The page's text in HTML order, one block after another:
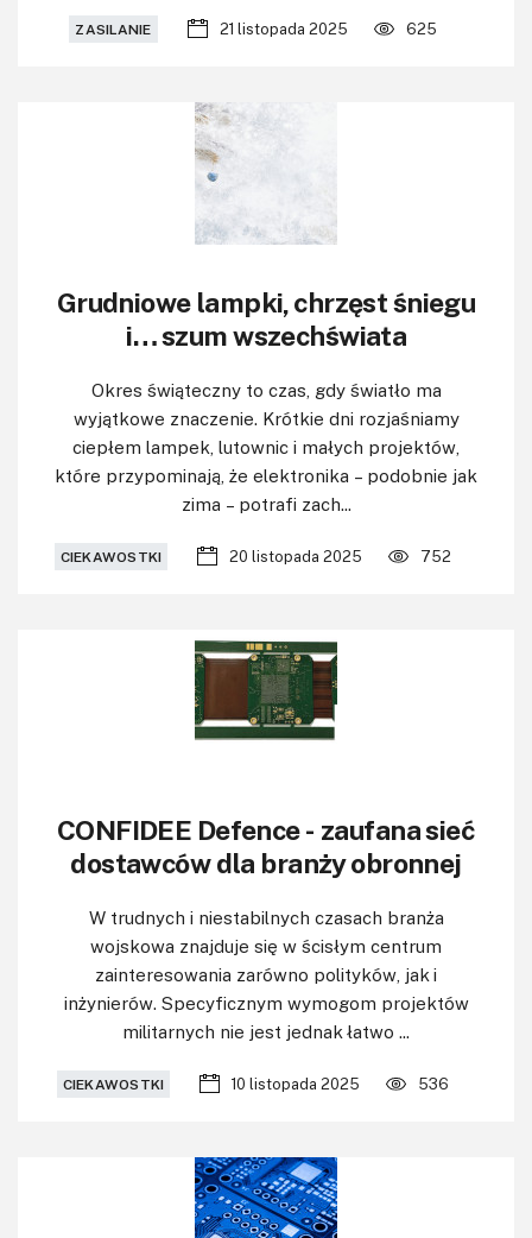
ZASILANIE 21 listopada 2025 625
Grudniowe lampki, chrzęst śniegu
i… szum wszechświata
Okres świąteczny to czas, gdy światło ma
wyjątkowe znaczenie. Krótkie dni rozjaśniamy
ciepłem lampek, lutownic i małych projektów,
które przypominają, że elektronika – podobnie jak
zima – potrafi zach...
CIEKAWOSTKI 20 listopada 2025 752
CONFIDEE Defence - zaufana sieć
dostawców dla branży obronnej
W trudnych i niestabilnych czasach branża
wojskowa znajduje się w ścisłym centrum
zainteresowania zarówno polityków, jak i
inżynierów. Specyficznym wymogom projektów
militarnych nie jest jednak łatwo ...
CIEKAWOSTKI 10 listopada 2025 536